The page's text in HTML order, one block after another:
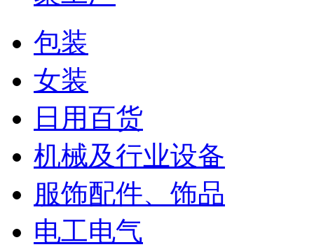
包装
女装
日用百货
机械及行业设备
服饰配件、饰品
电工电气